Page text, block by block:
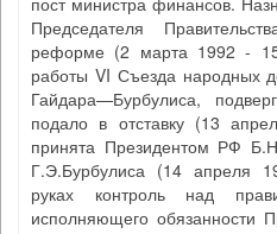
Председателя
реформе (2 марта 1992 -
работы VI Съезда народных
Гайдара—Бурбулиса,
подало в отставку (13
принята Президентом РФ
Г.Э.Бурбулиса (14 апреля
руках контроль над
исполняющего обязанности